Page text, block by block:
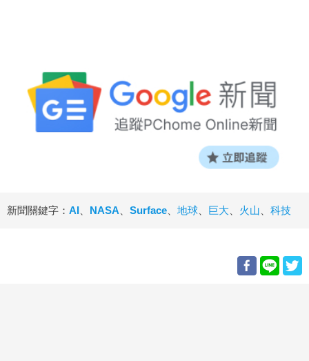
新聞關鍵字： AI 、 NASA、 Surface、 地球、 巨大、 火山、 科技